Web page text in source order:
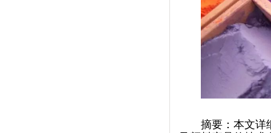
摘要：本文